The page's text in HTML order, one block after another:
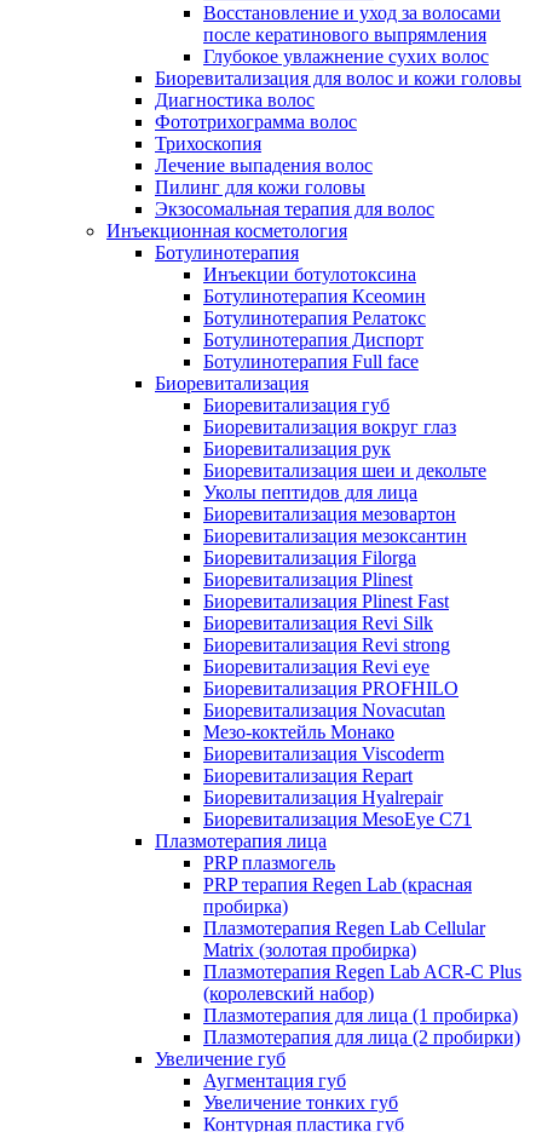
Восстановление и уход за волосами
после кератинового выпрямления
Глубокое увлажнение сухих волос
Биоревитализация для волос и кожи головы
Диагностика волос
Фототрихограмма волос
Трихоскопия
Лечение выпадения волос
Пилинг для кожи головы
Экзосомальная терапия для волос
Инъекционная косметология
Ботулинотерапия
Инъекции ботулотоксина
Ботулинотерапия Ксеомин
Ботулинотерапия Релатокс
Ботулинотерапия Диспорт
Ботулинотерапия Full face
Биоревитализация
Биоревитализация губ
Биоревитализация вокруг глаз
Биоревитализация рук
Биоревитализация шеи и декольте
Уколы пептидов для лица
Биоревитализация мезовартон
Биоревитализация мезоксантин
Биоревитализация Filorga
Биоревитализация Plinest
Биоревитализация Plinest Fast
Биоревитализация Revi Silk
Биоревитализация Revi strong
Биоревитализация Revi eye
Биоревитализация PROFHILO
Биоревитализация Novacutan
Мезо-коктейль Монако
Биоревитализация Viscoderm
Биоревитализация Repart
Биоревитализация Hyalrepair
Биоревитализация MesoEye C71
Плазмотерапия лица
PRP плазмогель
PRP терапия Regen Lab (красная
пробирка)
Плазмотерапия Regen Lab Cellular
Matrix (золотая пробирка)
Плазмотерапия Regen Lab ACR-C Plus
(королевский набор)
Плазмотерапия для лица (1 пробирка)
Плазмотерапия для лица (2 пробирки)
Увеличение губ
Аугментация губ
Увеличение тонких губ
Контурная пластика губ